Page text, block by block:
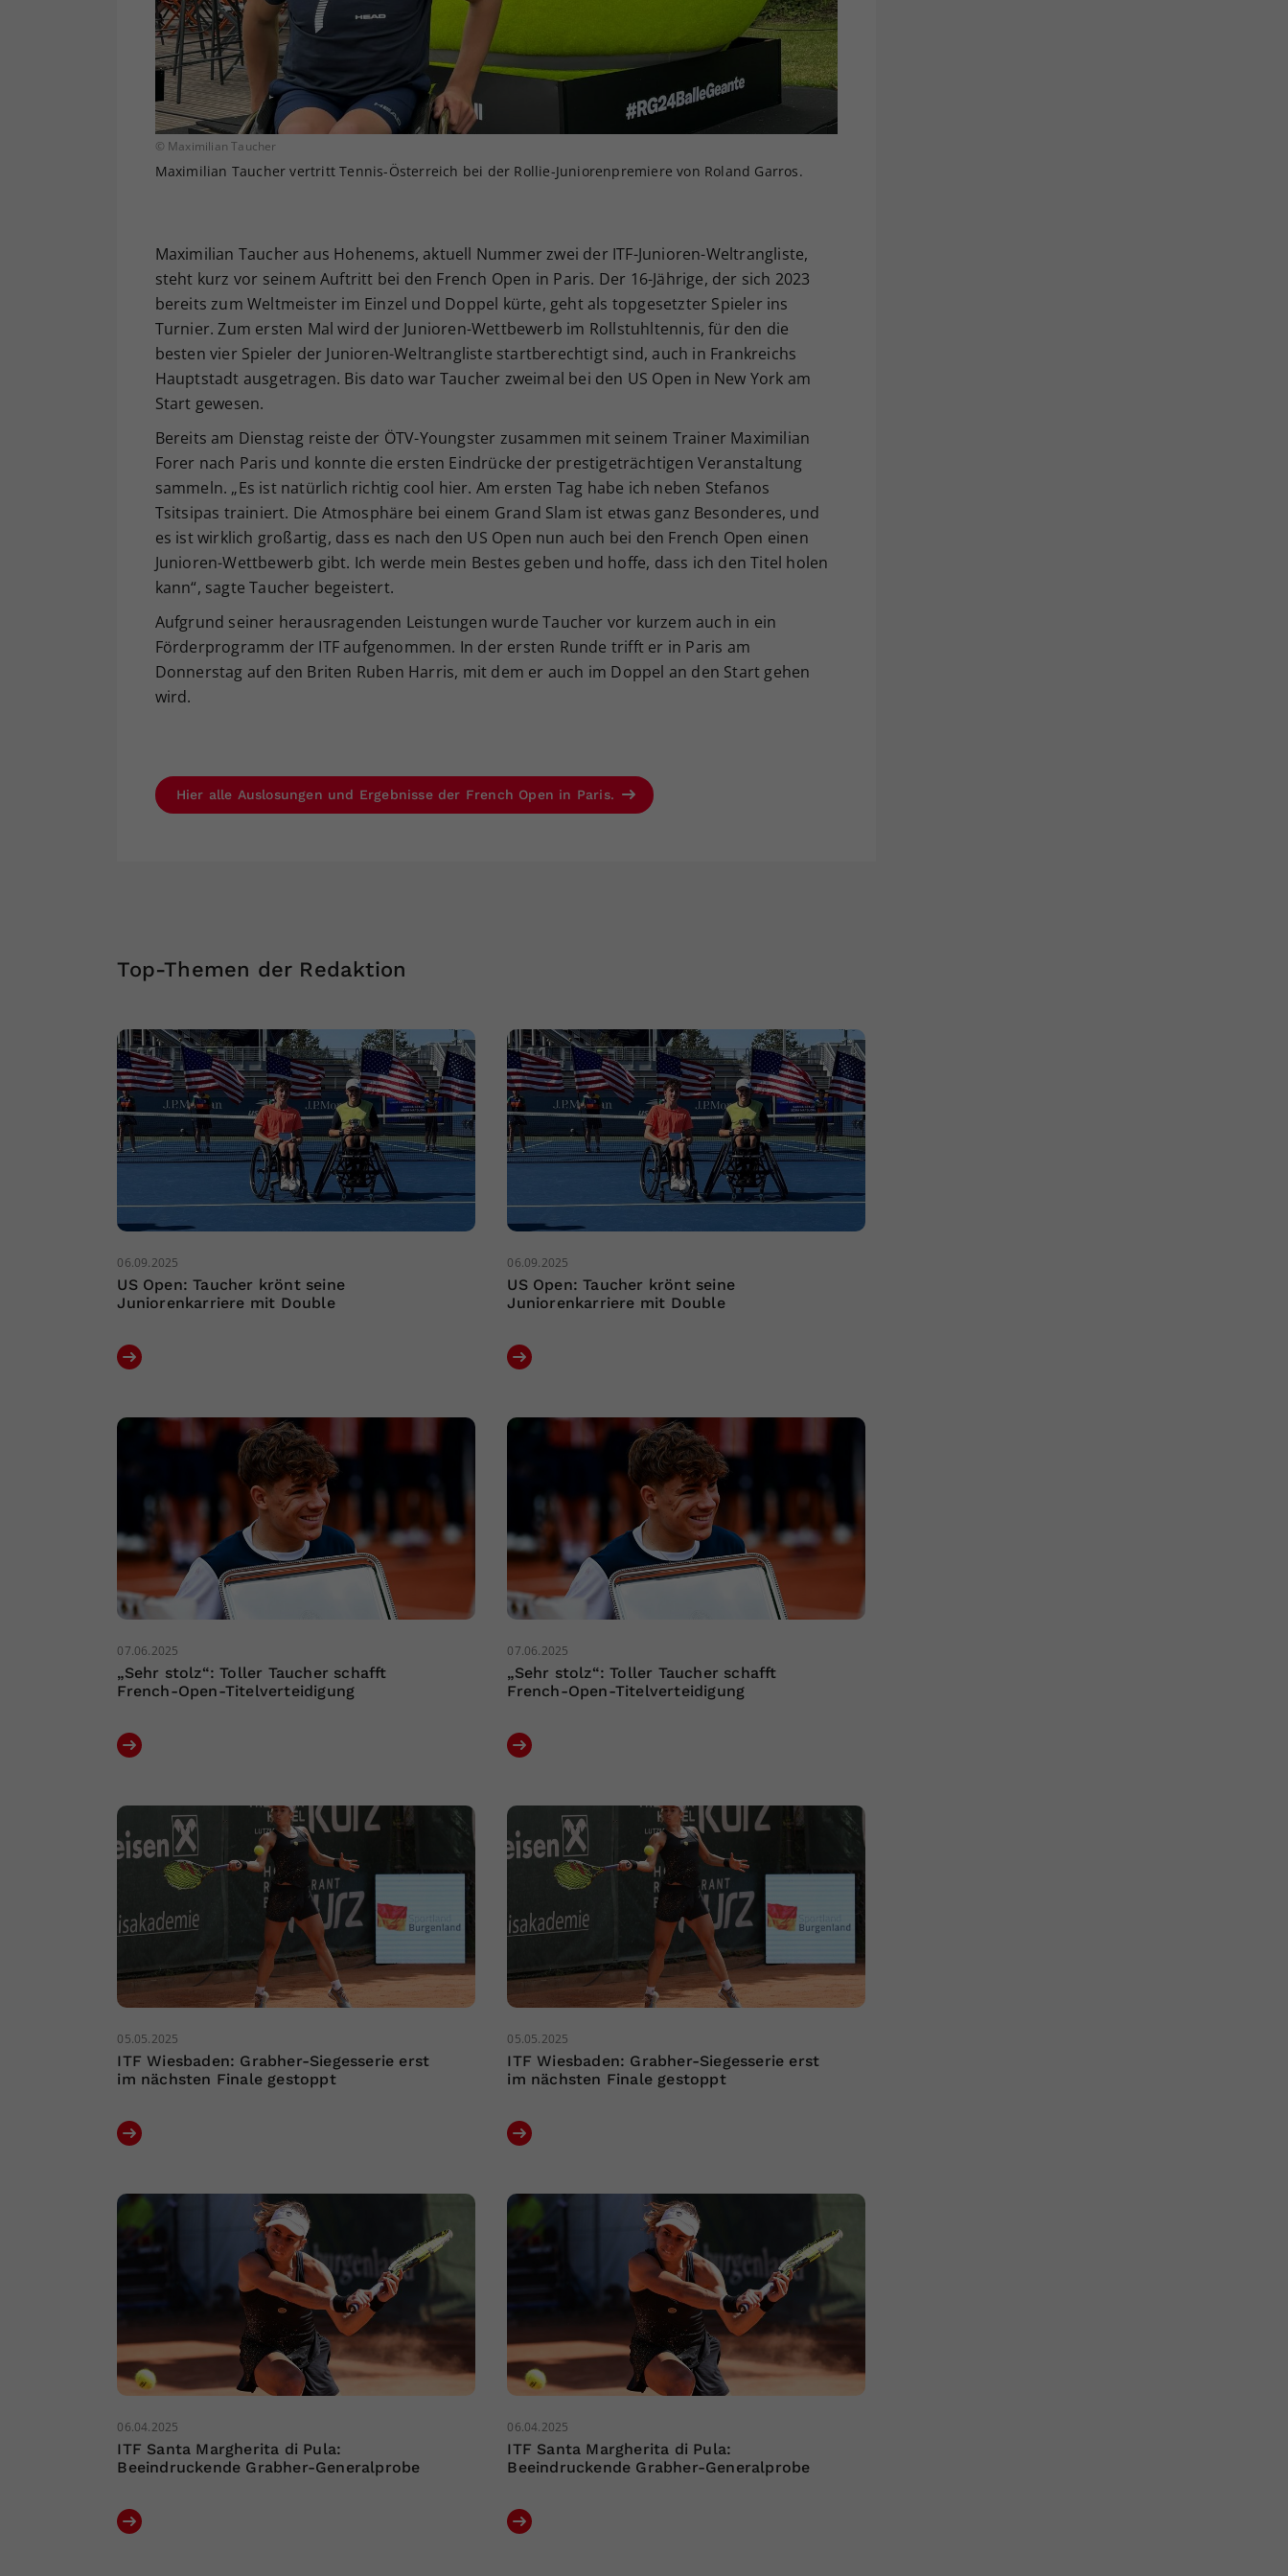
© Maximilian Taucher
Maximilian Taucher vertritt Tennis-Österreich bei der Rollie-Juniorenpremiere von Roland Garros.
Maximilian Taucher aus Hohenems, aktuell Nummer zwei der ITF-Junioren-Weltrangliste,
steht kurz vor seinem Auftritt bei den French Open in Paris. Der 16-Jährige, der sich 2023
bereits zum Weltmeister im Einzel und Doppel kürte, geht als topgesetzter Spieler ins
Turnier. Zum ersten Mal wird der Junioren-Wettbewerb im Rollstuhltennis, für den die
besten vier Spieler der Junioren-Weltrangliste startberechtigt sind, auch in Frankreichs
Hauptstadt ausgetragen. Bis dato war Taucher zweimal bei den US Open in New York am
Start gewesen.
Bereits am Dienstag reiste der ÖTV-Youngster zusammen mit seinem Trainer Maximilian
Forer nach Paris und konnte die ersten Eindrücke der prestigeträchtigen Veranstaltung
sammeln. „Es ist natürlich richtig cool hier. Am ersten Tag habe ich neben Stefanos
Tsitsipas trainiert. Die Atmosphäre bei einem Grand Slam ist etwas ganz Besonderes, und
es ist wirklich großartig, dass es nach den US Open nun auch bei den French Open einen
Junioren-Wettbewerb gibt. Ich werde mein Bestes geben und hoffe, dass ich den Titel holen
kann“, sagte Taucher begeistert.
Aufgrund seiner herausragenden Leistungen wurde Taucher vor kurzem auch in ein
Förderprogramm der ITF aufgenommen. In der ersten Runde trifft er in Paris am
Donnerstag auf den Briten Ruben Harris, mit dem er auch im Doppel an den Start gehen
wird.
Hier alle Auslosungen und Ergebnisse der French Open in Paris.
Top-Themen der Redaktion
06.09.2025
US Open: Taucher krönt seine
Juniorenkarriere mit Double
06.09.2025
US Open: Taucher krönt seine
Juniorenkarriere mit Double
07.06.2025
„Sehr stolz“: Toller Taucher schafft
French-Open-Titelverteidigung
07.06.2025
„Sehr stolz“: Toller Taucher schafft
French-Open-Titelverteidigung
05.05.2025
ITF Wiesbaden: Grabher-Siegesserie erst
im nächsten Finale gestoppt
05.05.2025
ITF Wiesbaden: Grabher-Siegesserie erst
im nächsten Finale gestoppt
06.04.2025
ITF Santa Margherita di Pula:
Beeindruckende Grabher-Generalprobe
06.04.2025
ITF Santa Margherita di Pula:
Beeindruckende Grabher-Generalprobe
Ihrer vorgenommen Einstellungen, falls der
Webseiten-Betreiber dies eingestellt hat.